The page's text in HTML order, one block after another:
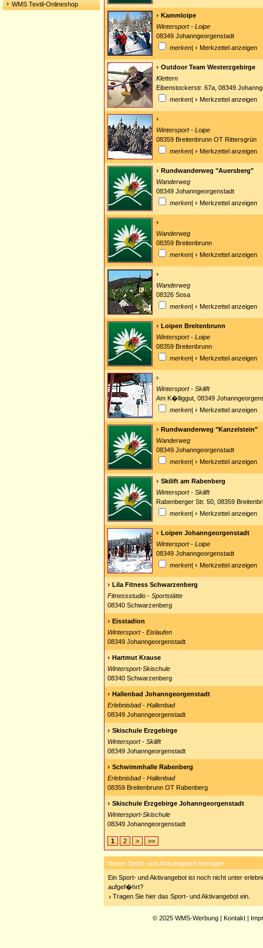
WMS Textil-Onlineshop
Kammloipe
Wintersport - Loipe
08349 Johanngeorgenstadt
merken| Merkzettel anzeigen
Outdoor Team Westerzgebirge
Klettern
Eibenstockerstr. 67a, 08349
merken| Merkzettel anzeigen
Wintersport - Loipe
08359 Breitenbrunn OT Rittersgrün
merken| Merkzettel anzeigen
Rundwanderweg "Auersberg"
Wanderweg
08349 Johanngeorgenstadt
merken| Merkzettel anzeigen
Wanderweg
08359 Breitenbrunn
merken| Merkzettel anzeigen
Wanderweg
08326 Sosa
merken| Merkzettel anzeigen
Loipen Breitenbrunn
Wintersport - Loipe
08359 Breitenbrunn
merken| Merkzettel anzeigen
Wintersport - Skilift
Am K�lliggut, 08349
merken| Merkzettel anzeigen
Rundwanderweg "Kanzelstein"
Wanderweg
08349 Johanngeorgenstadt
merken| Merkzettel anzeigen
Skilift am Rabenberg
Wintersport - Skilift
Rabenberger Str. 50, 08359
merken| Merkzettel anzeigen
Loipen Johanngeorgenstadt
Wintersport - Loipe
08349 Johanngeorgenstadt
merken| Merkzettel anzeigen
Lila Fitness Schwarzenberg
Fitnessstudio - Sportstätte
08340 Schwarzenberg
Eisstadion
Wintersport - Eislaufen
08349 Johanngeorgenstadt
Hartmut Krause
Wintersport-Skischule
08340 Schwarzenberg
Hallenbad Johanngeorgenstadt
Erlebnisbad - Hallenbad
08349 Johanngeorgenstadt
Skischule Erzgebirge
Wintersport - Skilift
08349 Johanngeorgenstadt
Schwimmhalle Rabenberg
Erlebnisbad - Hallenbad
08359 Breitenbrunn OT Rabenberg
Skischule Erzgebirge Johanngeorgenstadt
Wintersport-Skischule
08349 Johanngeorgenstadt
1 2 > >>
Neues Sport- und Aktivangebot eintragen
Ein Sport- und Aktivangebot ist noch nicht unter
aufgef�hrt?
Tragen Sie hier das Sport- und Aktivangebot ein.
© 2025 WMS-Werbung | Kontakt |